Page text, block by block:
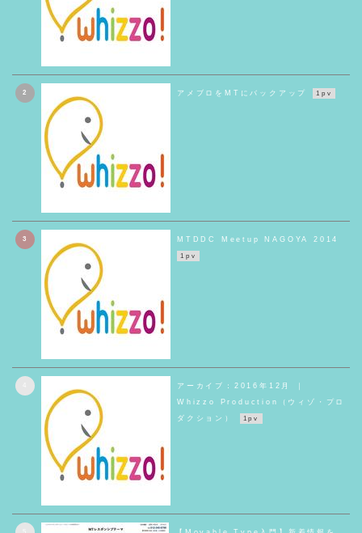
2 アメブロをMTにバックアップ 1pv
3 MTDDC Meetup NAGOYA 2014
1pv
アーカイブ：2016年12月 ｜
Whizzo Production（ウィゾ・プロ
ダクション）
1pv